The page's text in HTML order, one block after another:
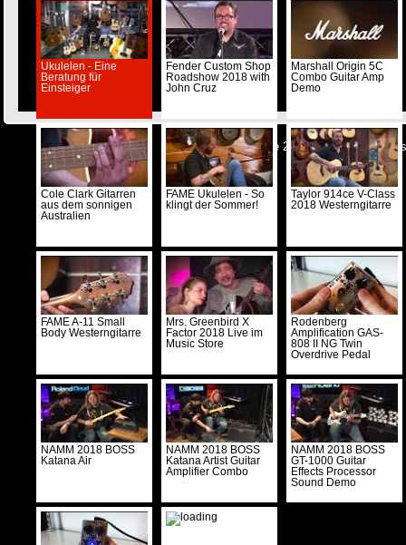
Ukulelen - Eine
Beratung für
Einsteiger
Fender Custom Shop
Roadshow 2018 with
John Cruz
Marshall Origin 5C
Combo Guitar Amp
Demo
Cole Clark Gitarren
aus dem sonnigen
Australien
FAME Ukulelen - So
klingt der Sommer!
Taylor 914ce V-Class
2018 Westerngitarre
FAME A-11 Small
Body Westerngitarre
Mrs. Greenbird X
Factor 2018 Live im
Music Store
Rodenberg
Amplification GAS-
808 II NG Twin
Overdrive Pedal
NAMM 2018 BOSS
Katana Air
NAMM 2018 BOSS
Katana Artist Guitar
Amplifier Combo
NAMM 2018 BOSS
GT-1000 Guitar
Effects Processor
Sound Demo
© Musicstore 2026 -Kontakt -